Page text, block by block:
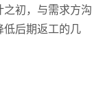
初，与需求方沟
低后期返工的几